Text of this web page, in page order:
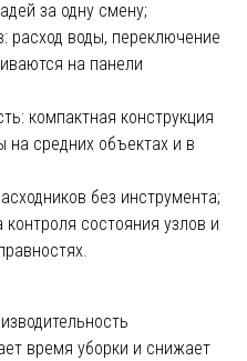
за одну смену;
расход воды, переключение
на панели
компактная конструкция
на средних объектах и в
без инструмента;
состояния узлов и
время уборки и снижает